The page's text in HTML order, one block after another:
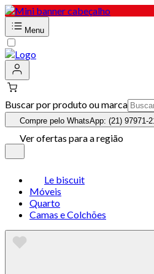
Menu
Buscar por produto ou marca
Compre pelo WhatsApp: (21) 97971-
Ver ofertas para a região
Le biscuit
Móveis
Quarto
Camas e Colchões